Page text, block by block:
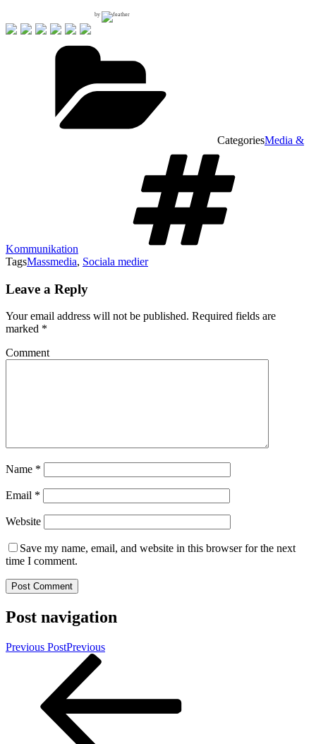
by
CategoriesMedia &
Kommunikation
TagsMassmedia, Sociala medier
Leave a Reply
Your email address will not be published. Required fields are
marked *
Comment
Name *
Email *
Website
Save my name, email, and website in this browser for the next
time I comment.
Post navigation
Previous PostPrevious